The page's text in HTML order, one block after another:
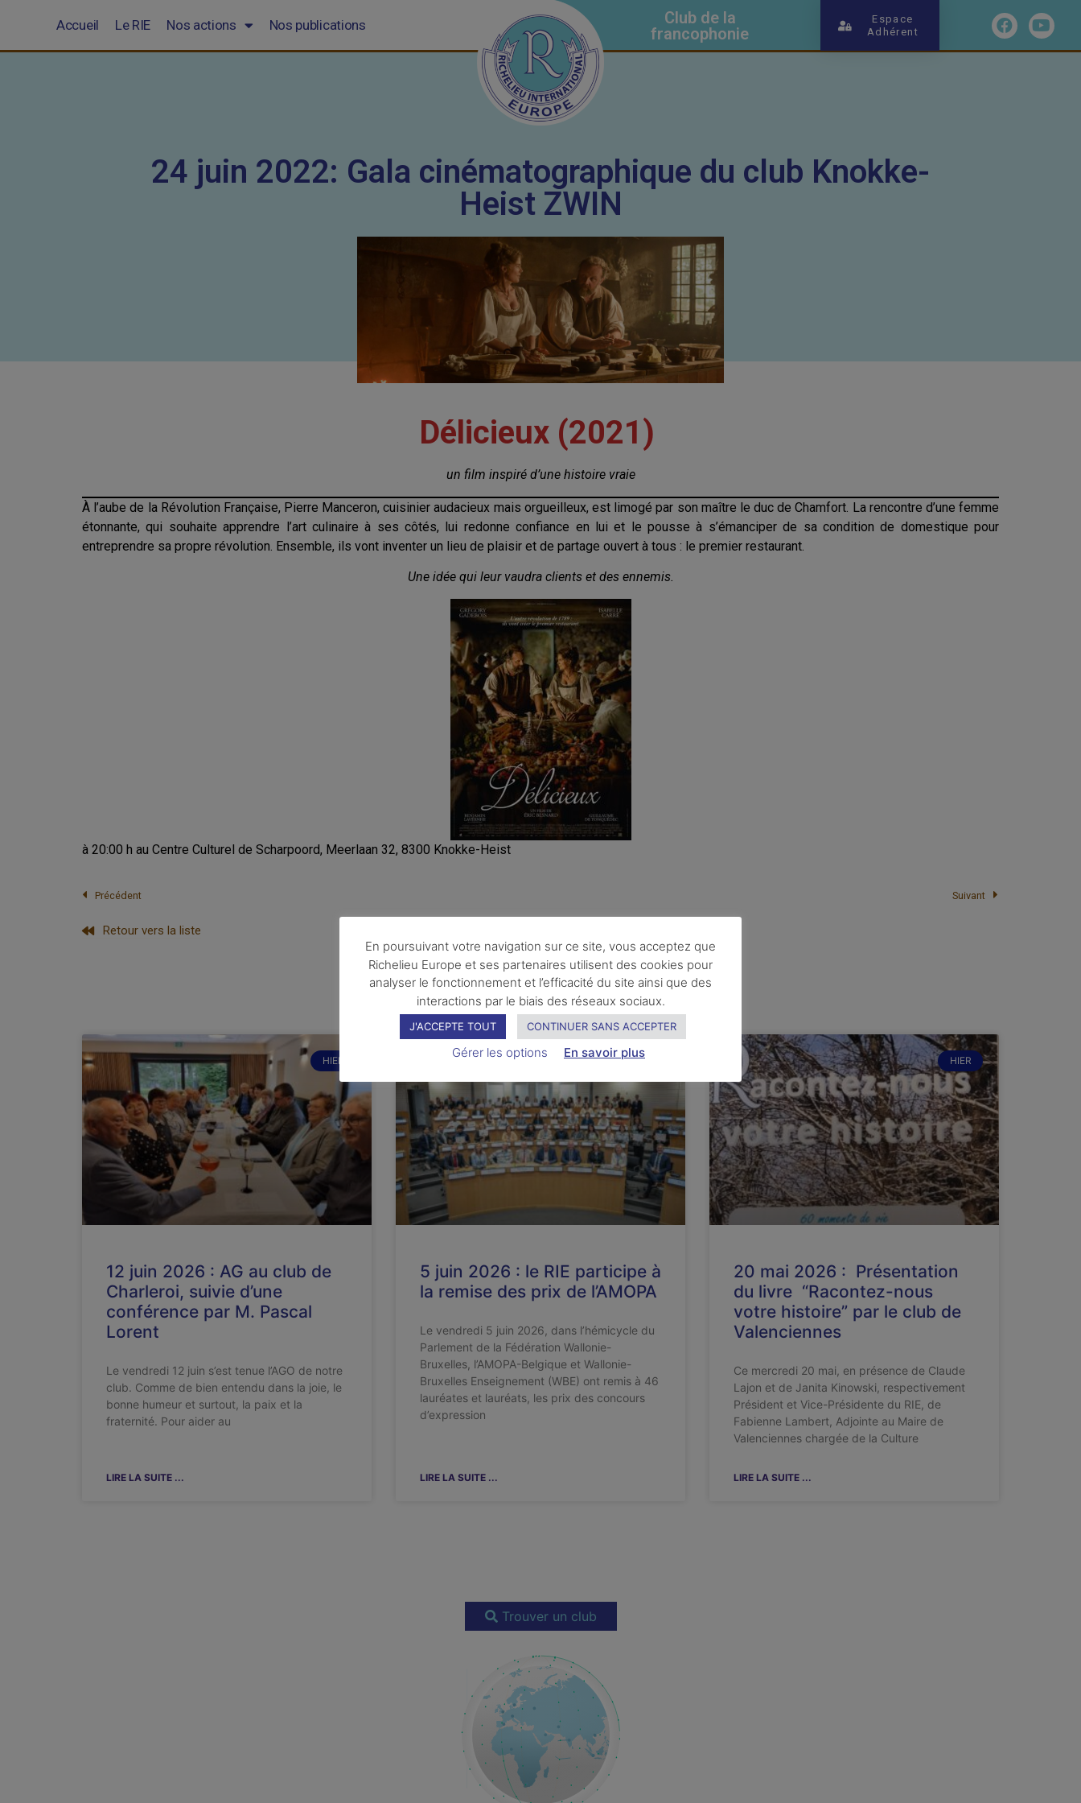
Accueil Le RIE Nos actions Nos publications
Club de la
francophonie
Espace
Adhérent
24 juin 2022: Gala cinématographique du club Knokke-
Heist ZWIN
Délicieux (2021)
un film inspiré d’une histoire vraie
À l’aube de la Révolution Française, Pierre Manceron, cuisinier audacieux mais orgueilleux, est limogé par son maître le duc de Chamfort. La rencontre d’une femme
étonnante, qui souhaite apprendre l’art culinaire à ses côtés, lui redonne confiance en lui et le pousse à s’émanciper de sa condition de domestique pour
entreprendre sa propre révolution. Ensemble, ils vont inventer un lieu de plaisir et de partage ouvert à tous : le premier restaurant.
Une idée qui leur vaudra clients et des ennemis.
à 20:00 h au Centre Culturel de Scharpoord, Meerlaan 32, 8300 Knokke-Heist
Précédent Suivant
Retour vers la liste
Vous pourriez également apprécier
HIER
12 juin 2026 : AG au club de
Charleroi, suivie d’une
conférence par M. Pascal
Lorent
Le vendredi 12 juin s’est tenue l’AGO de notre
club. Comme de bien entendu dans la joie, le
bonne humeur et surtout, la paix et la
fraternité. Pour aider au
LIRE LA SUITE ...
HIER
5 juin 2026 : le RIE participe à
la remise des prix de l’AMOPA
Le vendredi 5 juin 2026, dans l’hémicycle du
Parlement de la Fédération Wallonie-
Bruxelles, l’AMOPA-Belgique et Wallonie-
Bruxelles Enseignement (WBE) ont remis à 46
lauréates et lauréats, les prix des concours
d’expression
LIRE LA SUITE ...
HIER
20 mai 2026 : Présentation
du livre “Racontez-nous
votre histoire” par le club de
Valenciennes
Ce mercredi 20 mai, en présence de Claude
Lajon et de Janita Kinowski, respectivement
Président et Vice-Présidente du RIE, de
Fabienne Lambert, Adjointe au Maire de
Valenciennes chargée de la Culture
LIRE LA SUITE ...
Trouver un club
En poursuivant votre navigation sur ce site, vous acceptez que
Richelieu Europe et ses partenaires utilisent des cookies pour
analyser le fonctionnement et l’efficacité du site ainsi que des
interactions par le biais des réseaux sociaux.
J'ACCEPTE TOUT CONTINUER SANS ACCEPTER
Gérer les options En savoir plus